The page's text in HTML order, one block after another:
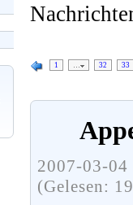
1 32 33
2007-03-
(Gelesen: